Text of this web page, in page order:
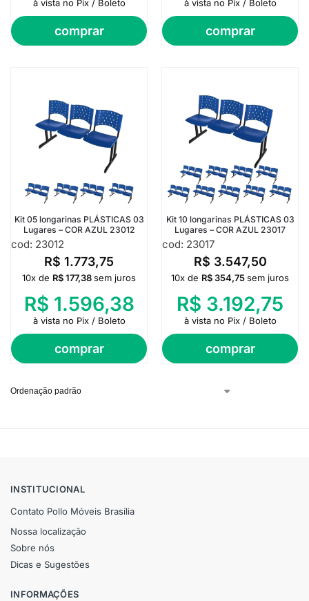
comprar
à vista no Pix / Boleto
comprar
à vista no Pix / Boleto
Kit 05 longarinas PLÁSTICAS 03
Lugares – COR AZUL 23012
cod: 23012
R$ 1.773,75
comprar
10x de R$177,38sem juros
R$ 1.596,38
à vista no Pix / Boleto
Kit 10 longarinas PLÁSTICAS 03
Lugares – COR AZUL 23017
cod: 23017
R$ 3.547,50
comprar
10x de R$354,75sem juros
R$ 3.192,75
à vista no Pix / Boleto
INSTITUCIONAL
Contato Pollo Móveis Brasília
Nossa localização
Sobre nós
Dicas e Sugestões
INFORMAÇÕES